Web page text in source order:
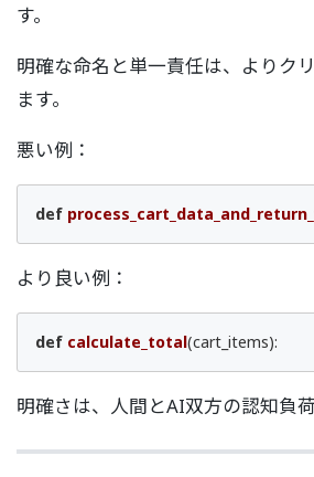
す。
明確な命名と単一責任は、よりク
ます。
悪い例：
def
より良い例：
def calculate_total(cart_items):
明確さは、人間とAI双方の認知負荷